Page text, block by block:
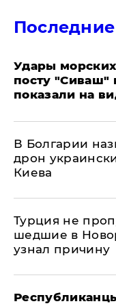
Удары
посту "Сиваш"
показали на
В Болгарии
дрон
Киева
Турция не
шедшие в
узнал причину